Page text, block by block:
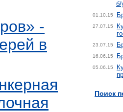
-
в
б/
01.10.15
27.07.15
23.07.15
16.06.15
05.06.15
Поиск